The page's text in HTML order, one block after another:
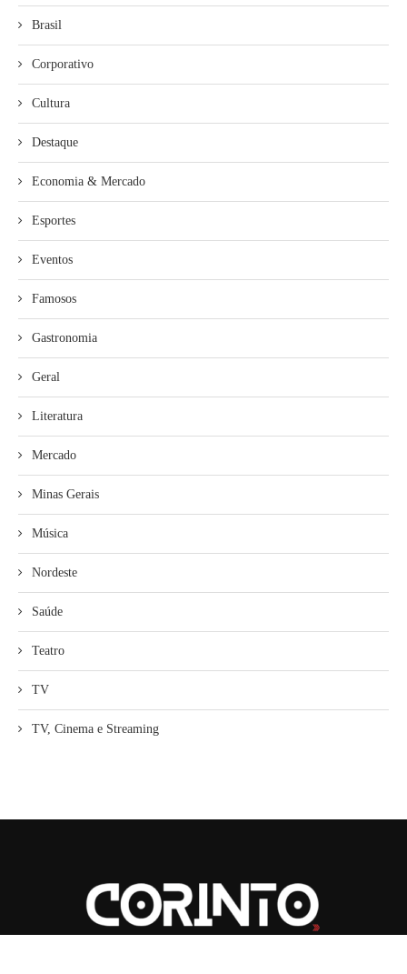
Brasil
Corporativo
Cultura
Destaque
Economia & Mercado
Esportes
Eventos
Famosos
Gastronomia
Geral
Literatura
Mercado
Minas Gerais
Música
Nordeste
Saúde
Teatro
TV
TV, Cinema e Streaming